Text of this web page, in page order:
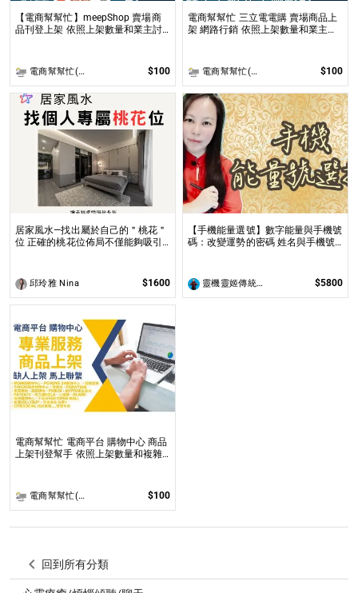
【電商幫幫忙】meepShop 賣場商
品刊登上架 依照上架數量和業主討
電商幫幫忙(電商平台代營運/電商上架/運營策略/網路行銷) $100
電商幫幫忙 三立電電購 賣場商品上
架 網路行銷 依照上架數量和業主討
電商幫幫忙(電商平台代營運/電商上架/運營策略/網路行銷) $100
居家風水—找出屬於自己的＂桃花＂
位 正確的桃花位佈局不僅能夠吸引
邱玲雅 Nina $1600
【手機能量選號】數字能量與手機號
碼：改變運勢的密碼 姓名與手機號
靈機靈姬傳統文化學院 $5800
電商幫幫忙 電商平台 購物中心 商品
上架刊登幫手 依照上架數量和複雜
電商幫幫忙(電商平台代營運/電商上架/運營策略/網路行銷) $100
回到所有分類